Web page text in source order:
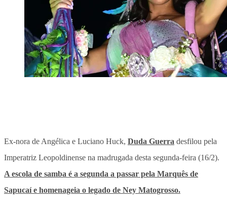
Ex-nora de Angélica e Luciano Huck, Duda Guerra desfilou pela
Imperatriz Leopoldinense na madrugada desta segunda-feira (16/2).
A escola de samba é a segunda a passar pela Marquês de
Sapucaí e homenageia o legado de Ney Matogrosso.